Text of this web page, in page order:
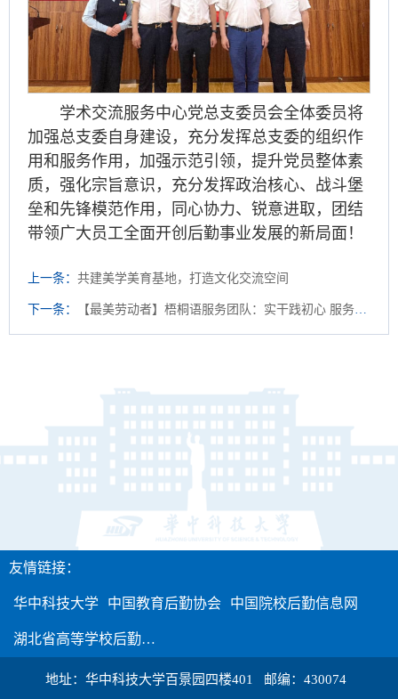
学术交流服务中心党总支委员会全体委员将
加强总支委自身建设，充分发挥总支委的组织作
用和服务作用，加强示范引领，提升党员整体素
质，强化宗旨意识，充分发挥政治核心、战斗堡
垒和先锋模范作用，同心协力、锐意进取，团结
带领广大员工全面开创后勤事业发展的新局面！
上一条： 共建美学美育基地，打造文化交流空间
下一条： 【最美劳动者】梧桐语服务团队：实干践初心 服务显担当
友情链接：
华中科技大学 中国教育后勤协会 中国院校后勤信息网
湖北省高等学校后勤…
地址： 华中科技大学百景园四楼401 邮编：430074